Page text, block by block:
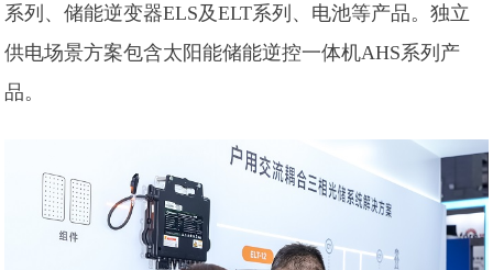
系列、储能逆变器ELS及ELT系列、电池等产品。独立
供电场景方案包含太阳能储能逆控一体机AHS系列产
品。